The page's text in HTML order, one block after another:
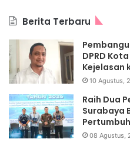
Berita Terbaru
DPRD
Kejelasan
10 Agustus,
Raih Dua
Surabaya
08 Agustus,